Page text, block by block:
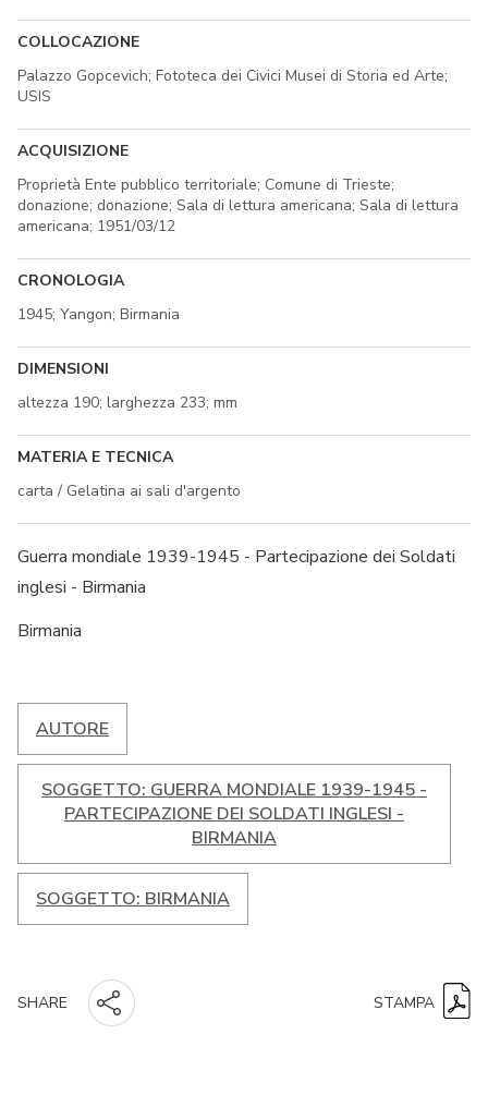
COLLOCAZIONE
Palazzo Gopcevich; Fototeca dei Civici Musei di Storia ed Arte;
USIS
ACQUISIZIONE
Proprietà Ente pubblico territoriale; Comune di Trieste;
donazione; donazione; Sala di lettura americana; Sala di lettura
americana; 1951/03/12
CRONOLOGIA
1945; Yangon; Birmania
DIMENSIONI
altezza 190; larghezza 233; mm
MATERIA E TECNICA
carta / Gelatina ai sali d'argento
Guerra mondiale 1939-1945 - Partecipazione dei Soldati
inglesi - Birmania
Birmania
AUTORE
SOGGETTO: GUERRA MONDIALE 1939-1945 -
PARTECIPAZIONE DEI SOLDATI INGLESI -
BIRMANIA
SOGGETTO: BIRMANIA
SHARE STAMPA